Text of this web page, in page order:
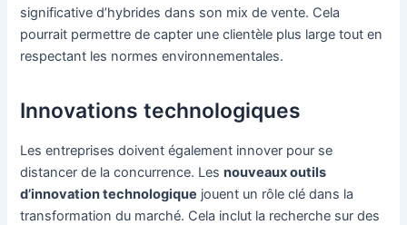
significative d’hybrides dans son mix de vente. Cela
pourrait permettre de capter une clientèle plus large tout en
respectant les normes environnementales.
Innovations technologiques
Les entreprises doivent également innover pour se
distancer de la concurrence. Lesnouveaux outils
d’innovation technologique jouent un rôle clé dans la
transformation du marché. Cela inclut la recherche sur des